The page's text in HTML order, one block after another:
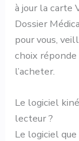
à jour la carte
Dossier
pour vous,
choix
l’acheter.
Le logiciel
lecteur ?
Le logiciel